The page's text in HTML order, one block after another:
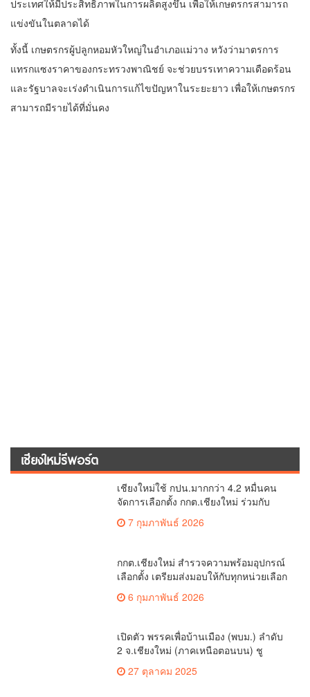
ประเทศให้มีประสิทธิภาพในการผลิตสูงขึ้น เพื่อให้เกษตรกรสามารถ
แข่งขันในตลาดได้
ทั้งนี้ เกษตรกรผู้ปลูกหอมหัวใหญ่ในอำเภอแม่วาง หวังว่ามาตรการ
แทรกแซงราคาของกระทรวงพาณิชย์ จะช่วยบรรเทาความเดือดร้อน
และรัฐบาลจะเร่งดำเนินการแก้ไขปัญหาในระยะยาว เพื่อให้เกษตรกร
สามารถมีรายได้ที่มั่นคง
เชียงใหม่รีพอร์ต
เชียงใหม่ใช้ กปน.มากกว่า 4.2 หมื่นคน
จัดการเลือกตั้ง กกต.เชียงใหม่ ร่วมกับ
นายอำเภอหางดง ตรวจความเรียบร้อย
การมอบอุปกรณ์ บัตรเลือกตั้ง/ออกเสียง
7 กุมภาพันธ์ 2026
กกต.เชียงใหม่ สำรวจความพร้อมอุปกรณ์
เลือกตั้ง เตรียมส่งมอบให้กับทุกหน่วยเลือก
6 กุมภาพันธ์ 2026
เปิดตัว พรรคเพื่อบ้านเมือง (พบม.) ลำดับ
2 จ.เชียงใหม่ (ภาคเหนือตอนบน) ชู
เกษตรกร สร้างสวัสดิการ-อาชีพที่มั่นคง
27 ตุลาคม 2025